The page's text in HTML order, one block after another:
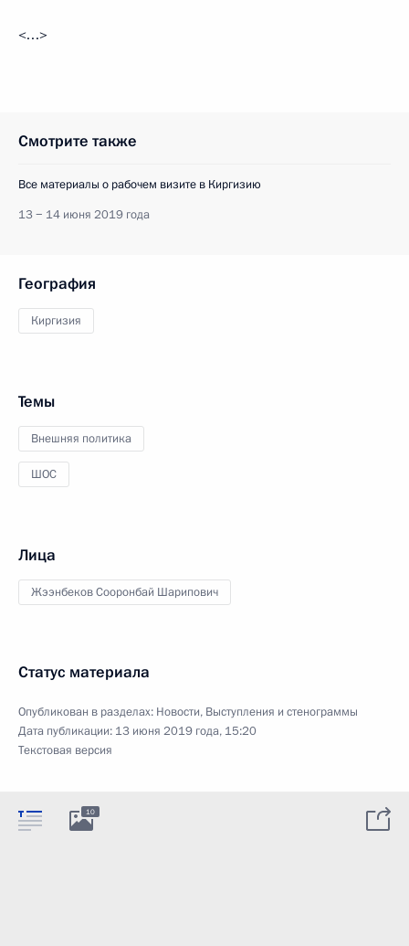
<…>
Смотрите также
Все материалы о рабочем визите в Киргизию
13 − 14 июня 2019 года
География
Киргизия
Темы
Внешняя политика
ШОС
Лица
Жээнбеков Сооронбай Шарипович
Статус материала
Опубликован в разделах: Новости, Выступления и стенограммы
Дата публикации: 13 июня 2019 года, 15:20
Текстовая версия
10